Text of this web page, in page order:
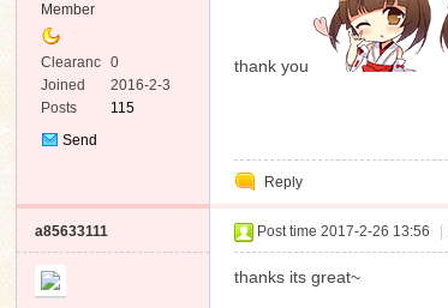
Member
Clearanc
e
0
Joined
2016-2-3
Posts
115
Send
thank you
Reply
a85633111 Post time 2017-2-26 13:56
thanks its great~